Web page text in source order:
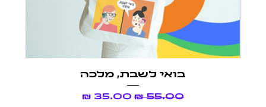
בואי לשבת, מלכה
מחיר רגילמחיר מבצע